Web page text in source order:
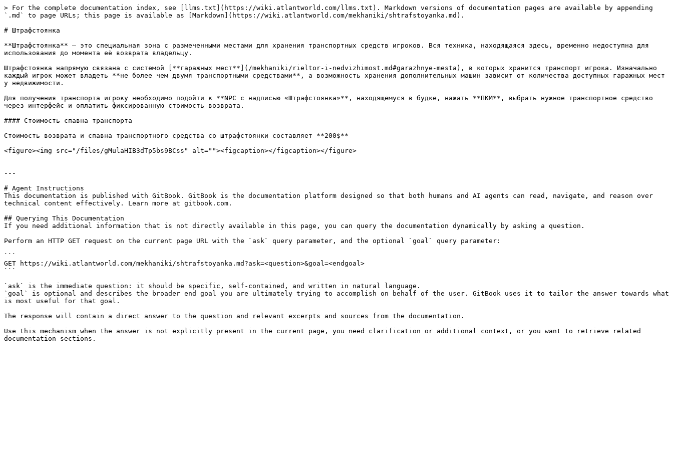
> For the complete documentation index, see [llms.txt](https://wiki.atlantworld.com/llms.txt). Markdown versions of documentation pages are available by appending
`.md` to page URLs; this page is available as [Markdown](https://wiki.atlantworld.com/mekhaniki/shtrafstoyanka.md).
# Штрафстоянка
**Штрафстоянка** — это специальная зона с размеченными местами для хранения транспортных средств игроков. Вся техника, находящаяся здесь, временно недоступна для
использования до момента её возврата владельцу.
Штрафстоянка напрямую связана с системой [**гаражных мест**](/mekhaniki/rieltor-i-nedvizhimost.md#garazhnye-mesta), в которых хранится транспорт игрока. Изначально
каждый игрок может владеть **не более чем двумя транспортными средствами**, а возможность хранения дополнительных машин зависит от количества доступных гаражных мест
у недвижимости.
Для получения транспорта игроку необходимо подойти к **NPC с надписью «Штрафстоянка»**, находящемуся в будке, нажать **ПКМ**, выбрать нужное транспортное средство
через интерфейс и оплатить фиксированную стоимость возврата.
#### Стоимость спавна транспорта
Стоимость возврата и спавна транспортного средства со штрафстоянки составляет **200$**
<figure><img src="/files/gMulaHIB3dTp5bs9BCss" alt=""><figcaption></figcaption></figure>
---
# Agent Instructions
This documentation is published with GitBook. GitBook is the documentation platform designed so that both humans and AI agents can read, navigate, and reason over
technical content effectively. Learn more at gitbook.com.
## Querying This Documentation
If you need additional information that is not directly available in this page, you can query the documentation dynamically by asking a question.
Perform an HTTP GET request on the current page URL with the `ask` query parameter, and the optional `goal` query parameter:
```
GET https://wiki.atlantworld.com/mekhaniki/shtrafstoyanka.md?ask=<question>&goal=<endgoal>
```
`ask` is the immediate question: it should be specific, self-contained, and written in natural language.
`goal` is optional and describes the broader end goal you are ultimately trying to accomplish on behalf of the user. GitBook uses it to tailor the answer towards what
is most useful for that goal.
The response will contain a direct answer to the question and relevant excerpts and sources from the documentation.
Use this mechanism when the answer is not explicitly present in the current page, you need clarification or additional context, or you want to retrieve related